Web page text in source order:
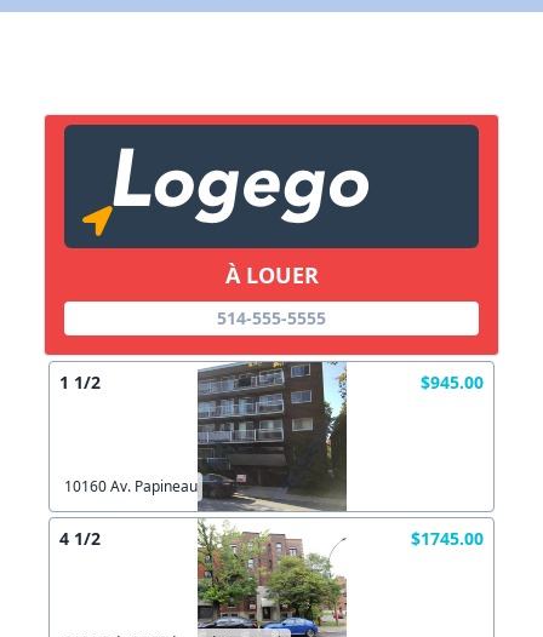
À LOUER
514-555-5555
1 1/2 $945.00
10160 Av. Papineau
4 1/2 $1745.00
Copier lien
X Fermer Envoyez